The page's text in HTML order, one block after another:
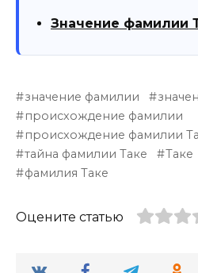
Значение фамилии
значение фамилии
происхождение фамилии
происхождение фамилии
тайна фамилии Таке
Таке
фамилия Таке
Оцените статью